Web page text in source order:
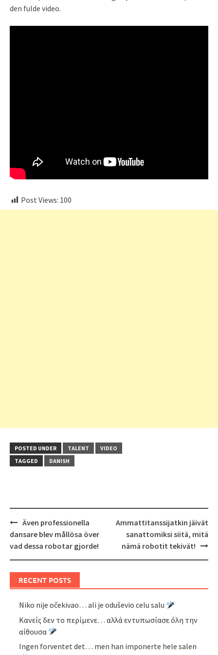
den fulde video.
Post Views: 100
POSTED UNDER TALENT
VIDEO
TAGGED
DANISH
Post
navigation
Även professionella
dansare blev mållösa över
vad dessa robotar gjorde!
Ammattitanssijatkin jäivät
sanattomiksi siitä, mitä
nämä robotit tekivät!
RECENT POSTS
Niko nije očekivao… ali je oduševio celu salu
Κανείς δεν το περίμενε… αλλά εντυπωσίασε όλη την
αίθουσα
Ingen forventet det… men han imponerte hele salen